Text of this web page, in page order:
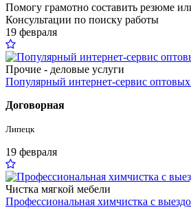
Помогу грамотно составить резюме
Консультации по поиску работы
19 февраля
Прочие - деловые услуги
Популярный интернет-сервис оптовых
Договорная
Липецк
19 февраля
Чистка мягкой мебели
Профессиональная химчистка с